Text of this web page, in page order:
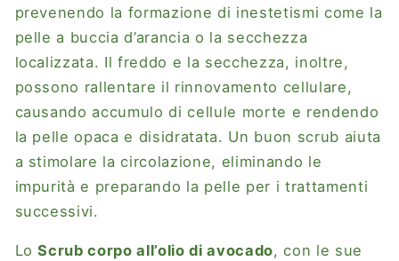
prevenendo la formazione di inestetismi come la
pelle a buccia d’arancia o la secchezza
localizzata. Il freddo e la secchezza, inoltre,
possono rallentare il rinnovamento cellulare,
causando accumulo di cellule morte e rendendo
la pelle opaca e disidratata. Un buon scrub aiuta
a stimolare la circolazione, eliminando le
impurità e preparando la pelle per i trattamenti
successivi.
LoScrub corpo all’olio di avocado, con le sue